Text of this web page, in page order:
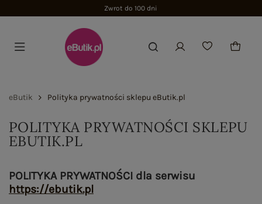
Zwrot do 100 dni
eButik Polityka prywatności sklepu eButik.pl
POLITYKA PRYWATNOŚCI SKLEPU
EBUTIK.PL
POLITYKA PRYWATNOŚCI dla serwisu
https://ebutik.pl